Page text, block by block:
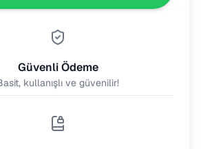
Güvenli Ödeme
kullanışlı ve güvenilir!